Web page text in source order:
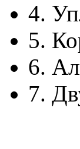
4.
5.
6.
7.